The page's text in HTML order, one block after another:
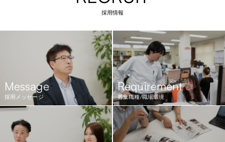
採用情報
Message
採用メッセージ
Requirement
募集職種/職場環境